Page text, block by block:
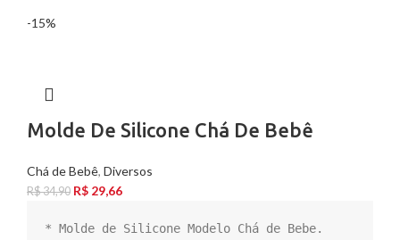
-15%
Molde De Silicone Chá De Bebê
Chá de Bebê, Diversos
R$34,90 R$ 29,66
* Molde de Silicone Modelo Chá de Bebe.